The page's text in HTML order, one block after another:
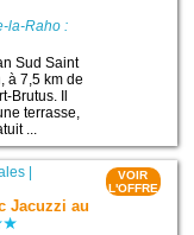
la-Raho :
Sud Saint
à 7,5 km de
Brutus. Il
terrasse,
...
Jacuzzi au
VOIR
L'OFFRE